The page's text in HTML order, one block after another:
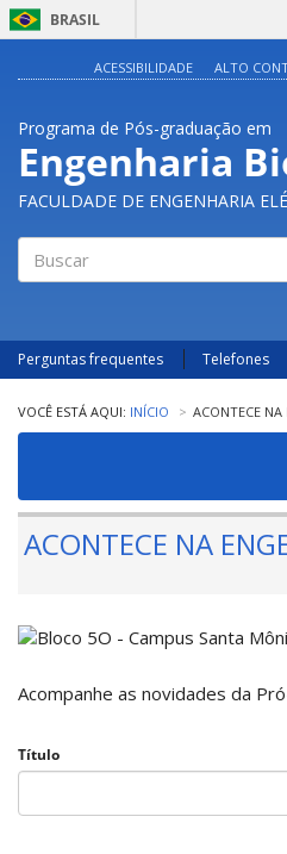
BRASIL
ACESSIBILIDADE ALTO
Programa de Pós-graduação em
Engenharia
FACULDADE DE ENGENHARIA
Perguntas frequentes Telefones
INÍCIO ACONTECE
ACONTECE NA
Acompanhe as novidades da
Título